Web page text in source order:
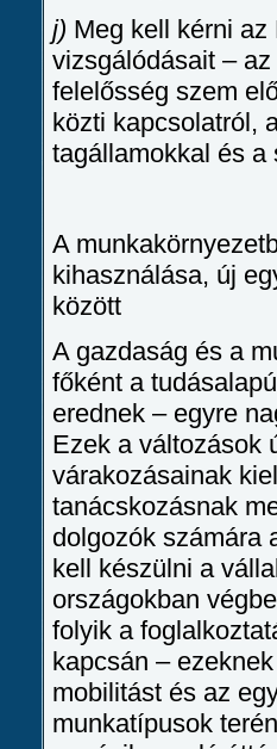
j) Meg kell kérni
vizsgálódásait –
felelősség szem
közti kapcsolatról,
tagállamokkal és a
A
kihasználása, új
között
A gazdaság és a
főként a
erednek – egyre
Ezek a változások
várakozásainak
tanácskozásnak
dolgozók számára
kell készülni a
országokban
folyik a
kapcsán –
mobilitást és az
munkatípusok